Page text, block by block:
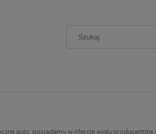
auto, posiadamy w ofercie wielu producentów